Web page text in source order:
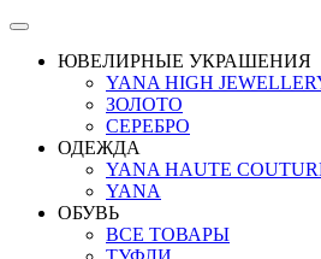
ЮВЕЛИРНЫЕ УКРАШЕНИЯ
YANA HIGH
ЗОЛОТО
СЕРЕБРО
ОДЕЖДА
YANA HAUTE
YANA
ОБУВЬ
ВСЕ ТОВАРЫ